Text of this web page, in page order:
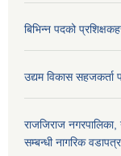
बिभिन्न पदको
उद्यम विकास सहजकर्ता
राजजिराज नगरपालिका,
सम्बन्धी नागरिक वडापत्र